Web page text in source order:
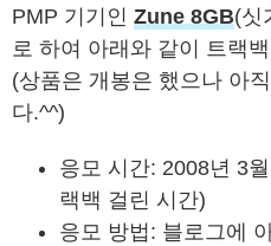
PMP 기기인 Zune 8GB(싯
로 하여 아래와 같이 트랙
(상품은 개봉은 했으나 아
다.^^)
응모 시간: 2008년 3
랙백 걸린 시간)
응모 방법: 블로그에